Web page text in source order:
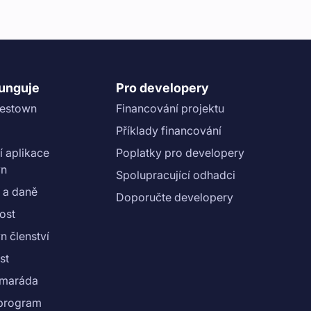
aplikace
daně
členství
Pro developery
Financování projektu
Příklady financování
Poplatky pro developery
Spolupracující odhadci
Doporučte developery